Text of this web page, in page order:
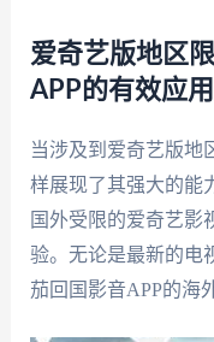
爱奇艺版地区
APP的有效应用
当涉及到爱奇艺版地
样展现了其强大的能
国外受限的爱奇艺影
验。无论是最新的电
茄回国影音APP的海